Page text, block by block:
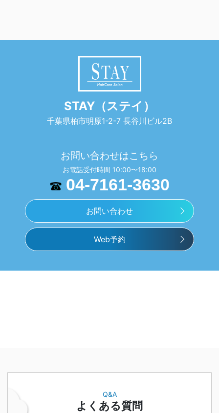
STAY（ステイ）
千葉県柏市明原1-2-7 長谷川ビル2B
お問い合わせはこちら
お電話受付時間 10:00〜18:00
04-7161-3630
お問い合わせ
Web予約
Q&A
よくある質問